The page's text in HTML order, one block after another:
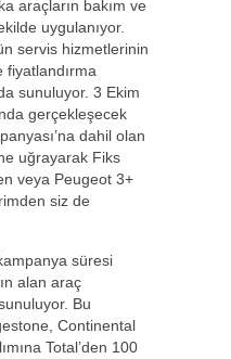
araçların bakım ve
uygulanıyor.
servis hizmetlerinin
fiyatlandırma
sunuluyor. 3 Ekim
gerçekleşecek
dahil olan
uğrayarak Fiks
veya Peugeot 3+
siz de
süresi
alan araç
Bu
Continental
Total’den 100